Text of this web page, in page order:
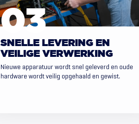
SNELLE LEVERING EN
VEILIGE VERWERKING
Nieuwe apparatuur wordt snel geleverd en oude
hardware wordt veilig opgehaald en gewist.